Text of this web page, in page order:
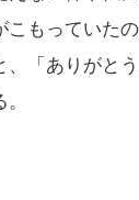
こもっていた
、「ありがと